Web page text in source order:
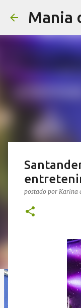
Mania
postado por Karina